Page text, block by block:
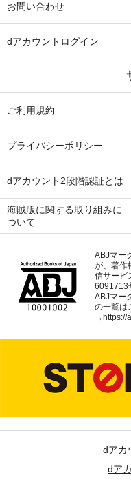
お問い合わせ
dアカウントログイン
ご利用規約
プライバシーポリシー
dアカウント2段階認証とは
海賊版に関する取り組みに
ついて
ABJマー
が、著作
信サービ
6091713
ABJマー
の一覧は
→ https://
dアカ
dア